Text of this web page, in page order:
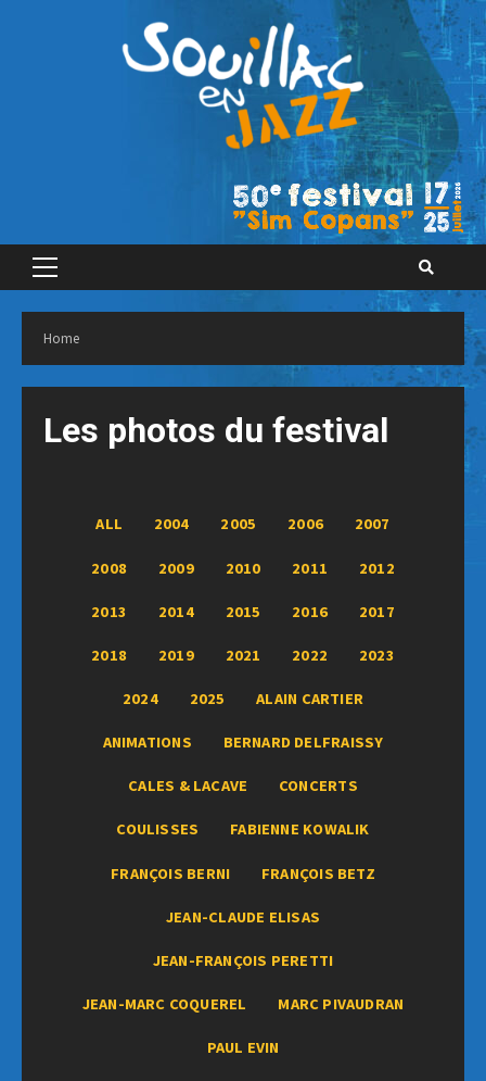
Primary
Home
Les photos du festival
ALL 2004 2005 2006 2007
2008 2009 2010 2011 2012
2013 2014 2015 2016 2017
2018 2019 2021 2022 2023
2024 2025 ALAIN CARTIER
ANIMATIONS BERNARD DELFRAISSY
CALES & LACAVE CONCERTS
COULISSES FABIENNE KOWALIK
FRANÇOIS BERNI FRANÇOIS BETZ
JEAN-CLAUDE ELISAS
JEAN-FRANÇOIS PERETTI
JEAN-MARC COQUEREL MARC PIVAUDRAN
PAUL EVIN